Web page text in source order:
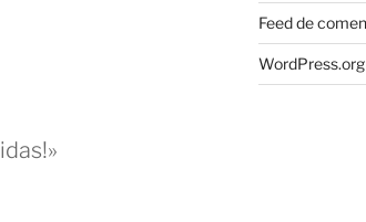
Feed de
WordPress.org